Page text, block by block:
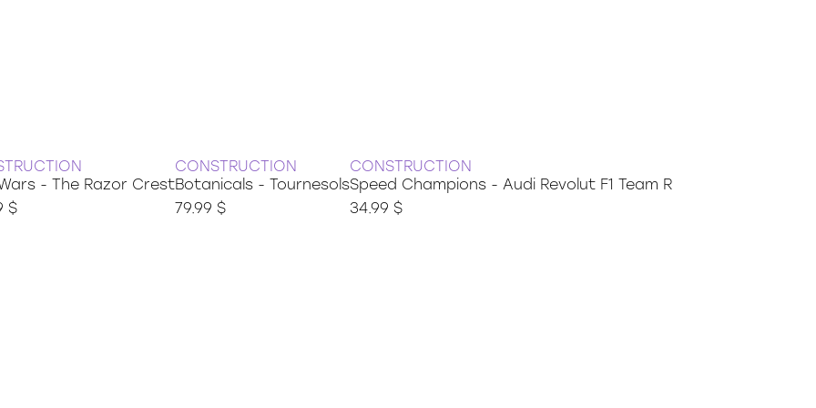
- The Razor Crest
$
CONSTRUCTION
Botanicals - Tournesols
79.99 $
CONSTRUCTION
Speed Champions - Audi Revolut F1 Team R
34.99 $